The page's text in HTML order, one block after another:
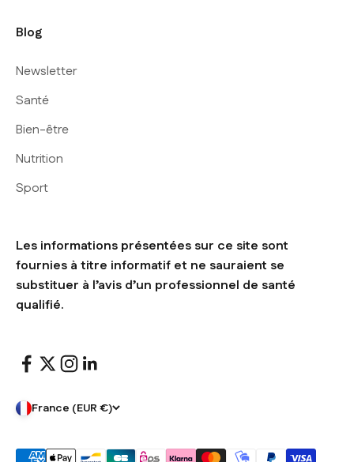
Blog
Newsletter
Santé
Bien-être
Nutrition
Sport
Les informations présentées sur ce site sont
fournies à titre informatif et ne sauraient se
substituer à l’avis d’un professionnel de santé
qualifié.
France (EUR €)